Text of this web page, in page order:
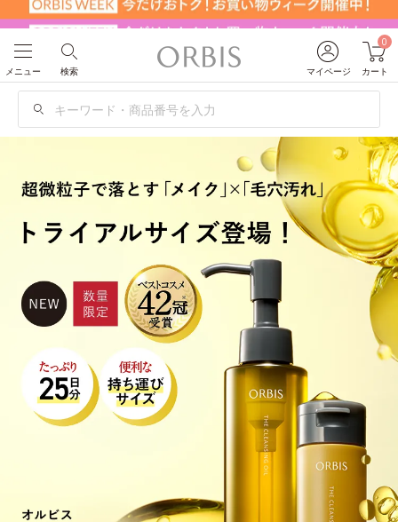
マイページ
0
カート
検索
メニュー
検